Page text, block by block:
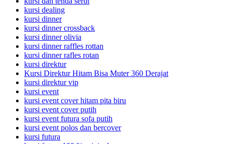
kursi dealing
kursi dinner
kursi dinner crossback
kursi dinner olivia
kursi dinner raffles rottan
kursi dinner rafles rotan
kursi direktur
Kursi Direktur Hitam Bisa Muter 360 Derajat
kursi direktur vip
kursi event
kursi event cover hitam pita biru
kursi event cover putih
kursi event futura sofa putih
kursi event polos dan bercover
kursi futura